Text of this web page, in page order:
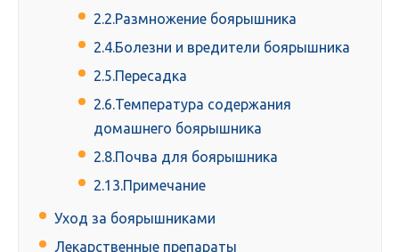
2.2.Размножение боярышника
2.4.Болезни и вредители боярышника
2.5.Пересадка
2.6.Температура содержания
домашнего боярышника
2.8.Почва для боярышника
2.13.Примечание
Уход за боярышниками
Лекарственные препараты